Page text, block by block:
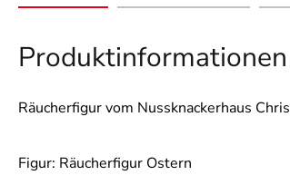
Räucherfigur vom Nussknackerhaus
Figur: Räucherfigur Ostern